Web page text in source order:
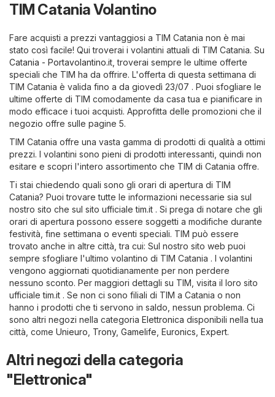
TIM Catania Volantino
Fare acquisti a prezzi vantaggiosi a TIM Catania non è mai
stato così facile! Qui troverai i volantini attuali di TIM Catania. Su
Catania - Portavolantino.it , troverai sempre le ultime offerte
speciali che TIM ha da offrire. L'offerta di questa settimana di
TIM Catania è valida fino a da giovedì 23/07 . Puoi sfogliare le
ultime offerte di TIM comodamente da casa tua e pianificare in
modo efficace i tuoi acquisti. Approfitta delle promozioni che il
negozio offre sulle pagine 5.
TIM Catania offre una vasta gamma di prodotti di qualità a ottimi
prezzi. I volantini sono pieni di prodotti interessanti, quindi non
esitare e scopri l'intero assortimento che TIM di Catania offre.
Ti stai chiedendo quali sono gli orari di apertura di TIM
Catania? Puoi trovare tutte le informazioni necessarie sia sul
nostro sito che sul sito ufficialetim.it . Si prega di notare che gli
orari di apertura possono essere soggetti a modifiche durante
festività, fine settimana o eventi speciali. TIM può essere
trovato anche in altre città, tra cui: Sul nostro sito web puoi
sempre sfogliare l'ultimo volantino di TIM Catania . I volantini
vengono aggiornati quotidianamente per non perdere
nessuno sconto. Per maggiori dettagli su TIM, visita il loro sito
ufficialetim.it . Se non ci sono filiali di TIM a Catania o non
hanno i prodotti che ti servono in saldo, nessun problema. Ci
sono altri negozi nella categoria Elettronica disponibili nella tua
città, come Unieuro Trony, Gamelife Euronics Expert.
Altri negozi della categoria
"Elettronica"